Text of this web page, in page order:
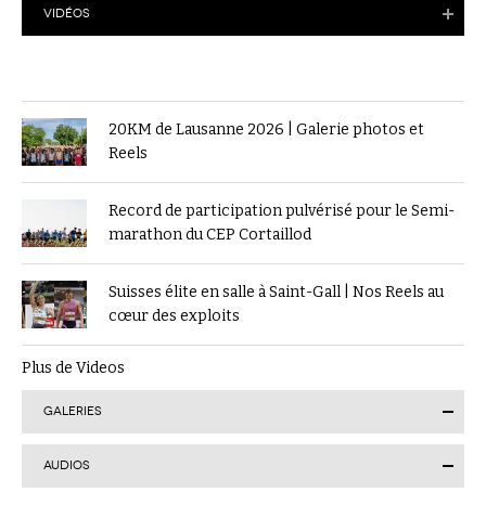
VIDÉOS
20KM de Lausanne 2026 | Galerie photos et
Reels
Record de participation pulvérisé pour le Semi-
marathon du CEP Cortaillod
Suisses élite en salle à Saint-Gall | Nos Reels au
cœur des exploits
Plus de Videos
GALERIES
AUDIOS